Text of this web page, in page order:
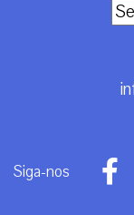
Siga-nos